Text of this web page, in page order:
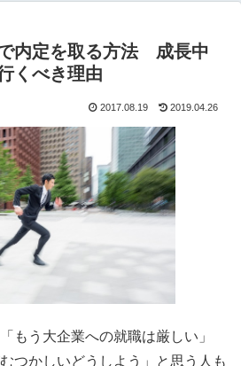
内定を取る方法 成長中
くべき理由
2017.08.19 2019.04.26
もう大企業への就職は厳しい」
つかしいどうしよう」と思う人も